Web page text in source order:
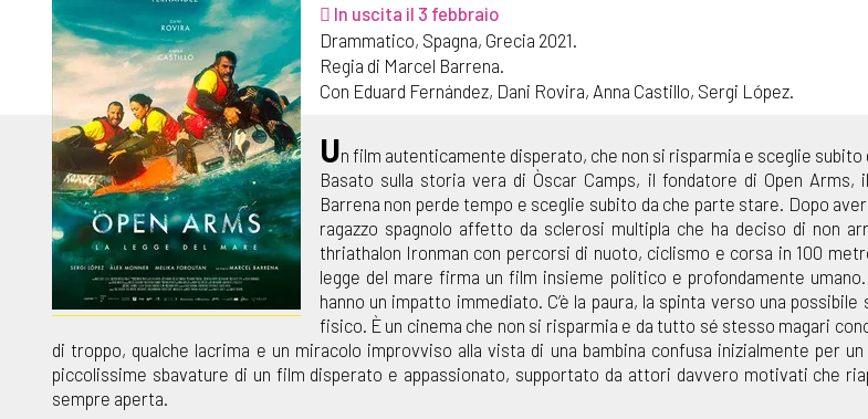
In uscita il 3 febbraio
Drammatico, Spagna, Grecia 2021.
Regia di Marcel Barrena.
Con Eduard Fernández, Dani Rovira, Anna Castillo, Sergi López.
Un film autenticamente disperato, che non si risparmia e sceglie subito
Basato sulla storia vera di Òscar Camps, il fondatore di Open
Barrena non perde tempo e sceglie subito da che parte stare. Dopo
ragazzo spagnolo affetto da sclerosi multipla che ha deciso di non
thriathalon Ironman con percorsi di nuoto, ciclismo e corsa in 100
legge del mare firma un film insieme politico e profondamente
hanno un impatto immediato. C’è la paura, la spinta verso una
fisico. È un cinema che non si risparmia e da tutto sé stesso magari
di troppo, qualche lacrima e un miracolo improvviso alla vista di una bambina confusa inizialmente per
piccolissime sbavature di un film disperato e appassionato, supportato da attori davvero motivati che
sempre aperta.